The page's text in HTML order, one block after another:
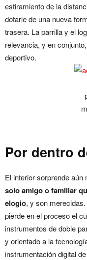
estiramiento de la
dotarle de una nueva
trasera. La parrilla y el
relevancia, y en
deportivo.
Por dentro
El interior sorprende aún
solo amigo o familiar
elogio, y son
pierde en el proceso el
instrumentos de doble
y orientado a la
instrumentación digital de